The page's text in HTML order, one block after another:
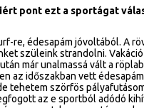
pont ezt a sportágat
re, édesapám jóvoltából. A
szüleink strandolni.
már unalmassá vált a
az időszakban vett
tehetem szörfös
az e sportból adódó